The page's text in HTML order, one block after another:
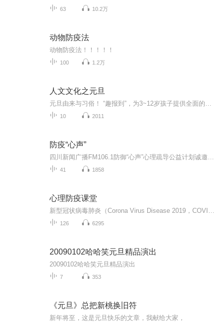
63 10.2万
动物防疫法
动物防疫法！！！！！
100 1.2万
人文文化之元旦
10 2011
防疫“心声”
41 1858
心理防疫课堂
126 6295
20090102哈哈笑元旦精品演出
20090102哈哈笑元旦精品演出
7 353
《元旦》总把新桃换旧符
新年将至，这是元旦快乐的文章，我献给大家，